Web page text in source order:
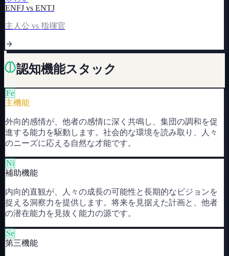
ENFJvs ENTJ
主人公 vs 指揮官
認知機能スタック
Fe
主機能
外向的感情が、他者の感情に深く共鳴し、集団の調和を促
進する能力を駆動します。社会的な環境を読み取り、人々
のニーズに応える自然な才能です。
Ni
補助機能
内向的直観が、人々の成長の可能性と長期的なビジョンを
捉える洞察力を提供します。将来を見据えた計画と、他者
の潜在能力を見抜く能力の源です。
Se
第三機能